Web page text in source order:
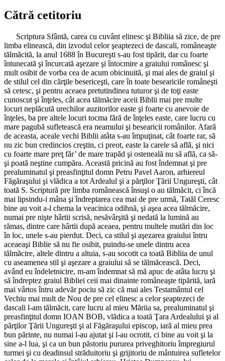
Cătră cetitoriu
Scriptura Sfântă, carea cu cuvânt elinesc şi Bibliia să zice, de pre
limba elinească, din izvodul celor şeaptezeci de dascali, româneaşte
tălmăcită, la anul 1688 în Bucureşti s-au fost tipărit, dar cu foarte
întunecată şi încurcată aşezare şi întocmire a graiului românesc şi
mult osibit de vorba cea de acum obicinuită, şi mai ales de graiul şi
de stilul cel din cărţile besericeşti, care în toate besearicile româneşti
să cetesc, şi pentru aceaea pretutindinea tuturor şi de toţi easte
cunoscut şi înţeles, cât acea tălmăcire aceii Biblii mai pre multe
locuri neplăcută urechilor auzitorilor easte şi foarte cu anevoie de
înţeles, ba pre altele locuri tocma fără de înţeles easte, care lucru cu
mare pagubă sufletească era neamului şi besearicii românilor. Afară
de aceasta, aceale vechi Biblii atâta s-au împuţinat, cât foarte rar, să
nu zic bun credincios creştin, ci preot, easte la carele să află, şi nici
cu foarte mare preţ făr’ de mare trapăd şi osteneală nu să află, ca să-
şi poată neştine cumpăra. Această pricină au fost îndemnat şi pre
prealuminatul şi preasfinţitul domn Petru Pavel Aaron, arhiereul
Făgăraşului şi vlădica a tot Ardealul şi a părţilor Ţării Ungureşti, cât
toată S. Scriptură pre limba românească însuşi o au tălmăcit, ci încă
mai lipsindu-i mâna şi îndreptarea cea mai de pre urmă, Tatăl Ceresc
bine au voit a-l chema la veacinica odihnă, şi aşea acea tălmăcire,
numai pre nişte hârtii scrisă, nesăvârşită şi nedată la lumină au
rămas, dintre care hârtii după aceaea, pentru multele mutări din loc
în loc, unele s-au pierdut. Deci, ca stilul şi aşezarea graiului întru
aceaeaşi Biblie să nu fie osibit, puindu-se unele dintru acea
tălmăcire, altele dintru a altuia, s-au socotit ca toată Bibliia de unul
cu aseamenea stil şi aşezare a graiului să se tălmăcească. Deci,
având eu îndeletnicire, m-am îndemnat să mă apuc de atâta lucru şi
să îndreptez graiul Bibliei ceii mai dinainte româneaşte tipărită, iară
mai vârtos întru adevăr pociu să zic că mai ales Testamântul cel
Vechiu mai mult de Nou de pre cel elinesc a celor şeaptezeci de
dascali l-am tălmăcit, care lucru al mieu Măriia sa, prealuminatul şi
preasfinţitul domn IOAN BOB, vlădica a toată Ţara Ardealului şi al
părţilor Ţării Ungureşti şi al Făgăraşului episcop, iară al mieu prea
bun părinte, nu numai l-au ajutat şi l-au ocrotit, ci bine au voit şi la
sine a-l lua, şi ca un bun păstoriu pururea priveghitoriu împregiurul
turmei şi cu deadinsul străduitoriu şi grijitoriu de mântuirea sufletelor